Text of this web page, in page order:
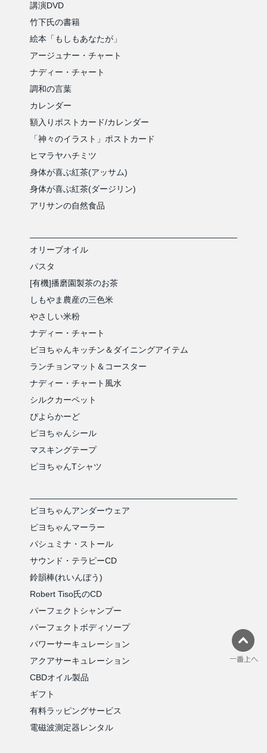
講演DVD
竹下氏の書籍
絵本「もしもあなたが」
アージュナー・チャート
ナディー・チャート
調和の言葉
カレンダー
額入りポストカード/カレンダー
「神々のイラスト」ポストカード
ヒマラヤハチミツ
身体が喜ぶ紅茶(アッサム)
身体が喜ぶ紅茶(ダージリン)
アリサンの自然食品
オリーブオイル
パスタ
[有機]播磨園製茶のお茶
しもやま農産の三色米
やさしい米粉
ナディー・チャート
ピヨちゃんキッチン＆ダイニングアイテム
ランチョンマット＆コースター
ナディー・チャート風水
シルクカーペット
ぴよらかーど
ピヨちゃんシール
マスキングテープ
ピヨちゃんTシャツ
ピヨちゃんアンダーウェア
ピヨちゃんマーラー
パシュミナ・ストール
サウンド・テラピーCD
鈴韻棒(れいんぼう)
Robert Tiso氏のCD
パーフェクトシャンプー
パーフェクトボディソープ
パワーサーキュレーション
アクアサーキュレーション
CBDオイル製品
ギフト
有料ラッピングサービス
電磁波測定器レンタル